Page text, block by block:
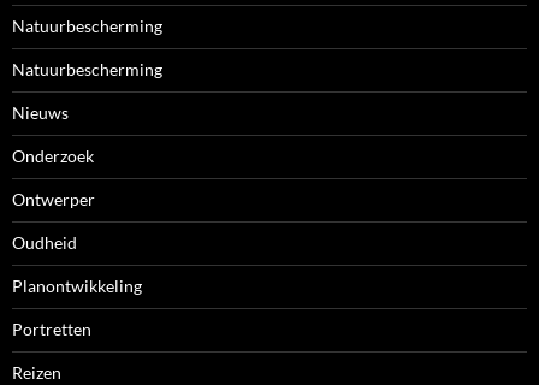
Natuurbescherming
Natuurbescherming
Nieuws
Onderzoek
Ontwerper
Oudheid
Planontwikkeling
Portretten
Reizen